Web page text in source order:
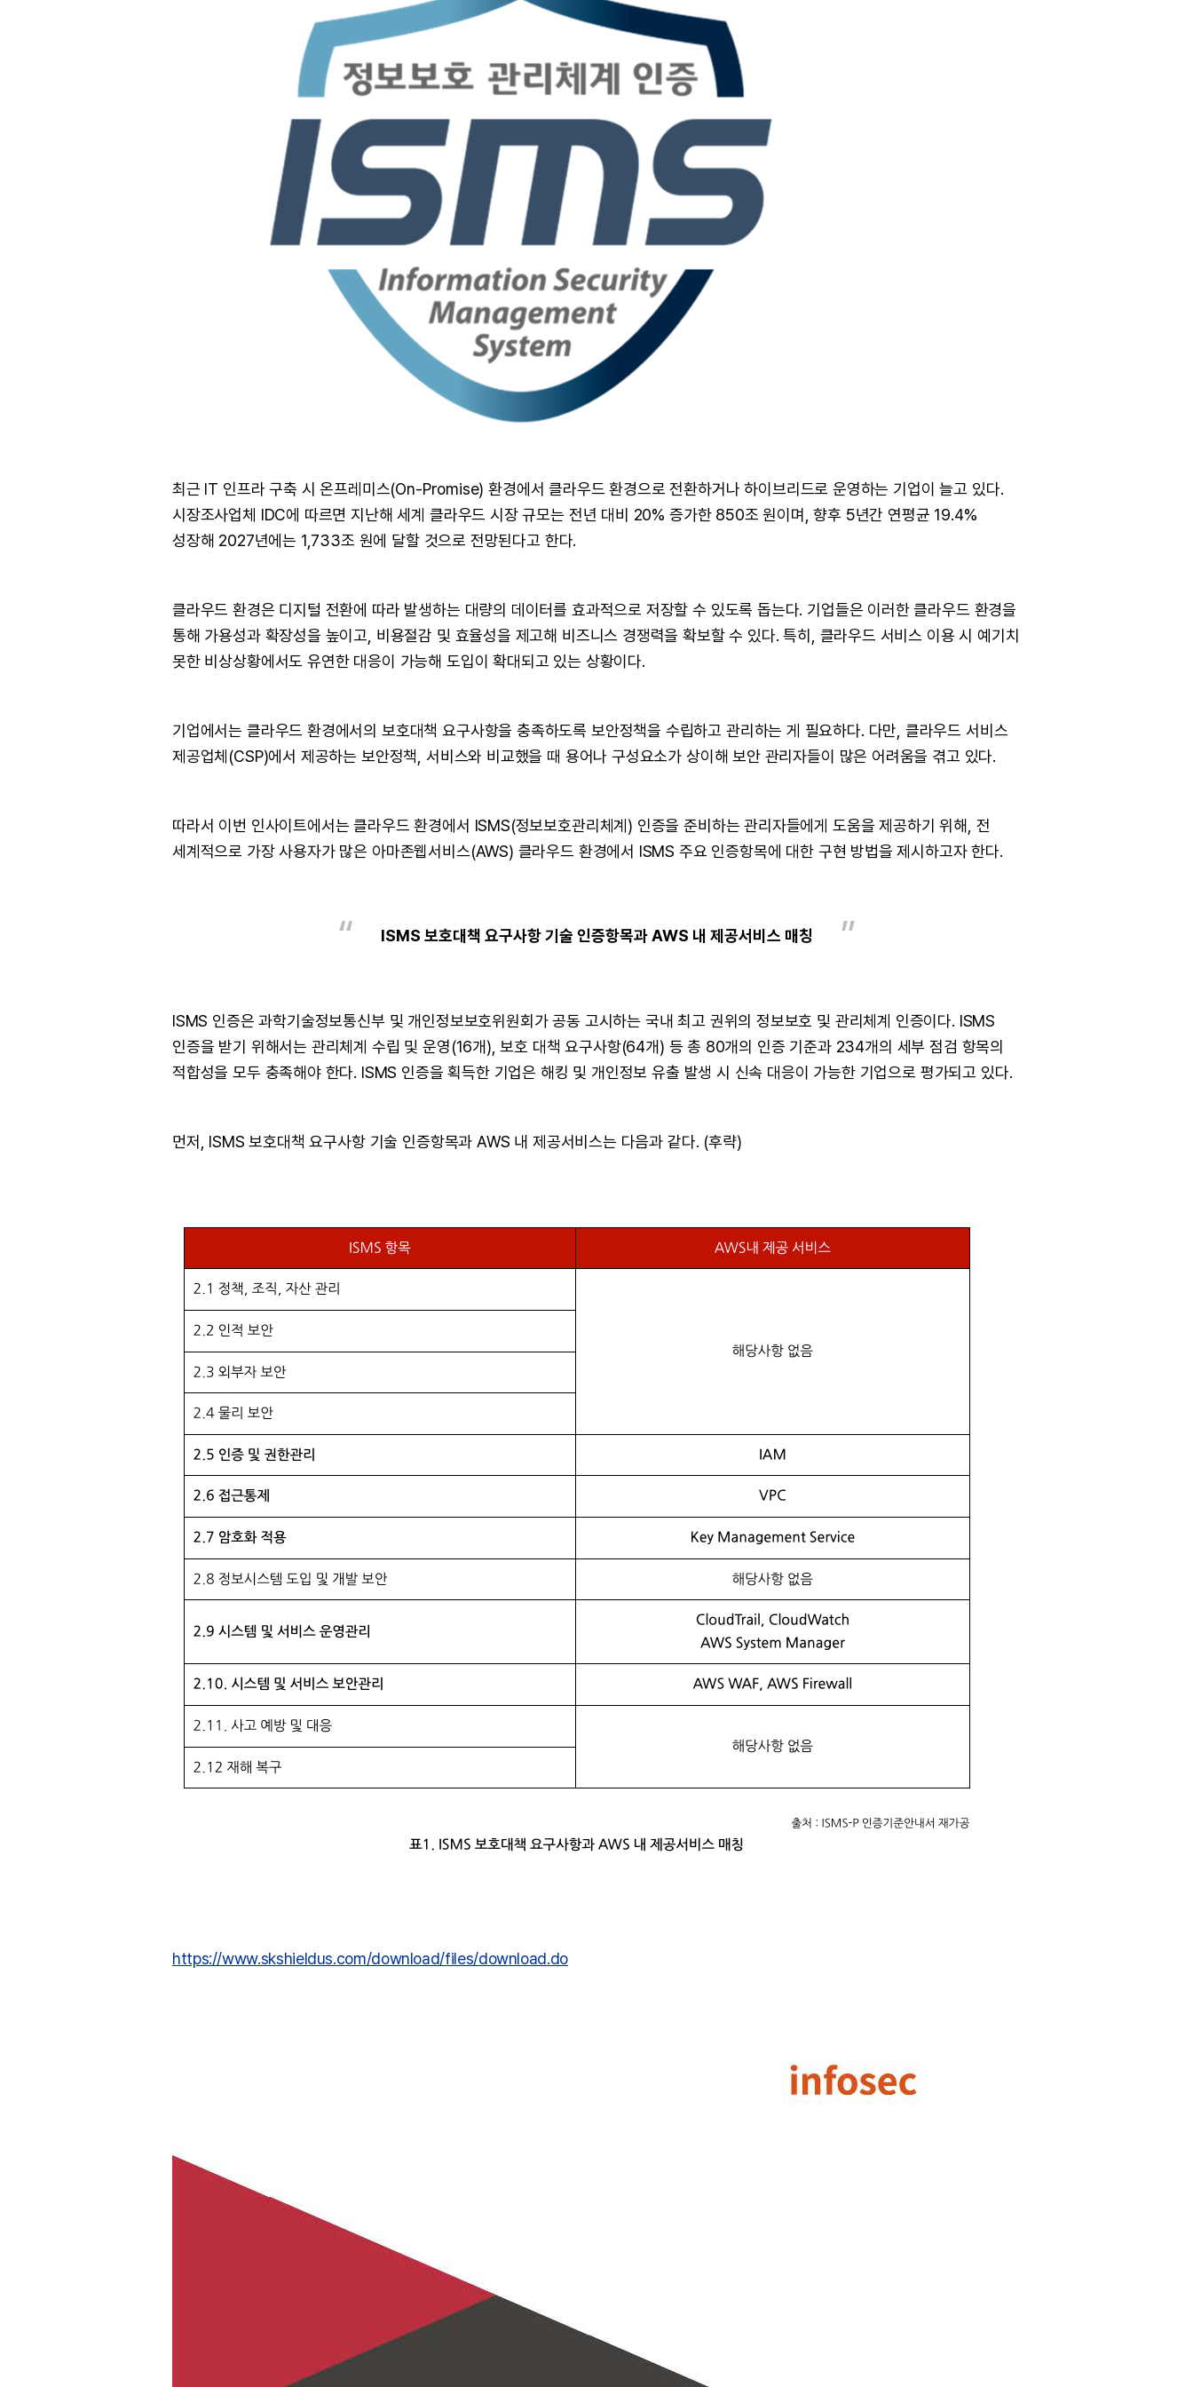
최근 IT 인프라 구축 시 온프레미스(On-Promise) 환경에서 클라우드 환경으로 전환하거나 하이브리드로 운영하는 기업이 늘고 있다.
시장조사업체 IDC에 따르면 지난해 세계 클라우드 시장 규모는 전년 대비 20% 증가한 850조 원이며, 향후 5년간 연평균 19.4%
성장해 2027년에는 1,733조 원에 달할 것으로 전망된다고 한다.
클라우드 환경은 디지털 전환에 따라 발생하는 대량의 데이터를 효과적으로 저장할 수 있도록 돕는다. 기업들은 이러한 클라우드 환경을
통해 가용성과 확장성을 높이고, 비용절감 및 효율성을 제고해 비즈니스 경쟁력을 확보할 수 있다. 특히, 클라우드 서비스 이용 시 예기치
못한 비상상황에서도 유연한 대응이 가능해 도입이 확대되고 있는 상황이다.
기업에서는 클라우드 환경에서의 보호대책 요구사항을 충족하도록 보안정책을 수립하고 관리하는 게 필요하다. 다만, 클라우드 서비스
제공업체(CSP)에서 제공하는 보안정책, 서비스와 비교했을 때 용어나 구성요소가 상이해 보안 관리자들이 많은 어려움을 겪고 있다.
따라서 이번 인사이트에서는 클라우드 환경에서 ISMS(정보보호관리체계) 인증을 준비하는 관리자들에게 도움을 제공하기 위해, 전
세계적으로 가장 사용자가 많은 아마존웹서비스(AWS) 클라우드 환경에서 ISMS 주요 인증항목에 대한 구현 방법을 제시하고자 한다.
ISMS 보호대책 요구사항 기술 인증항목과 AWS 내 제공서비스 매칭
ISMS 인증은 과학기술정보통신부 및 개인정보보호위원회가 공동 고시하는 국내 최고 권위의 정보보호 및 관리체계 인증이다. ISMS
인증을 받기 위해서는 관리체계 수립 및 운영(16개), 보호 대책 요구사항(64개) 등 총 80개의 인증 기준과 234개의 세부 점검 항목의
적합성을 모두 충족해야 한다. ISMS 인증을 획득한 기업은 해킹 및 개인정보 유출 발생 시 신속 대응이 가능한 기업으로 평가되고 있다.
먼저, ISMS 보호대책 요구사항 기술 인증항목과 AWS 내 제공서비스는 다음과 같다. (후략)
https://www.skshieldus.com/download/files/download.do